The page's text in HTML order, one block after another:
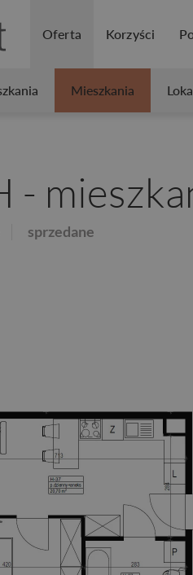
Oferta Korzyści
Mieszkania
-
sprzedane